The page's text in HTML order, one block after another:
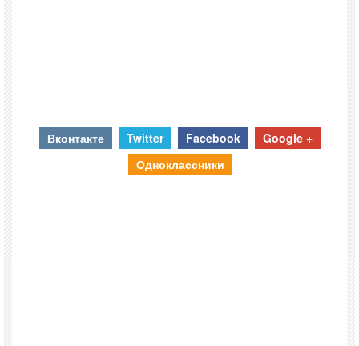
Вконтакте Twitter Facebook
Google +
Одноклассники